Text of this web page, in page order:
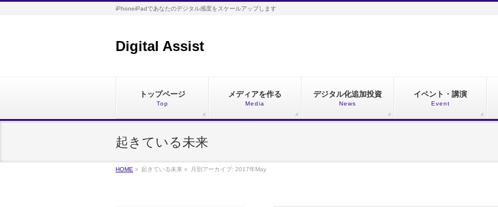
iPhoneiPadであなたのデジタル感度をスケールアップします
Digital Assist
トップページ
Top
メディアを作る
Media
デジタル化追加投資
News
イベント・講演
Event
起きている未来
HOME » 起きている未来 » 月別アーカイブ: 2017年May